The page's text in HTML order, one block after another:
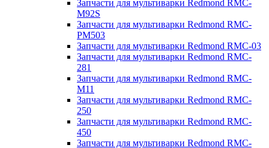
Запчасти для мультиварки Redmond RMC-
M92S
Запчасти для мультиварки Redmond RMC-
PM503
Запчасти для мультиварки Redmond RMC-03
Запчасти для мультиварки Redmond RMC-
281
Запчасти для мультиварки Redmond RMC-
M11
Запчасти для мультиварки Redmond RMC-
250
Запчасти для мультиварки Redmond RMC-
450
Запчасти для мультиварки Redmond RMC-